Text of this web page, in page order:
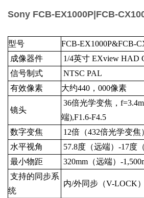
Sony FCB-EX1000P|FCB-
型号
FCB-EX1000P&FCB-
成像器件
1/4英寸 EXview HAD
信号制式
NTSC PAL
有效像素
大约440，000像素
镜头
36倍光学变焦，
端),F1.6-F4.5
数字变焦
12倍（432倍光学变焦
水平视角
57.8度（远端）-17度
最小物距
320mm（远端）-
支持的同步系
统
内/外同步（V-LOCK）